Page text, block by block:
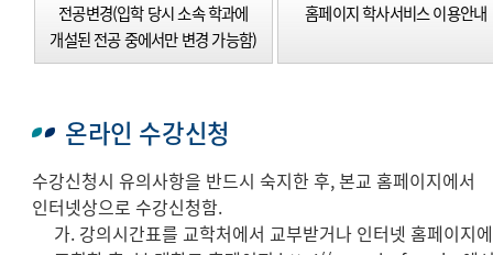
전공변경(입학 당시 소속 학과에
개설된 전공 중에서만 변경 가능함)
홈페이지 학사서비스 이용안내
온라인 수강신청
수강신청시 유의사항을 반드시 숙지한 후, 본교 홈페이지에서
인터넷상으로 수강신청함.
가. 강의시간표를 교학처에서 교부받거나 인터넷 홈페이지